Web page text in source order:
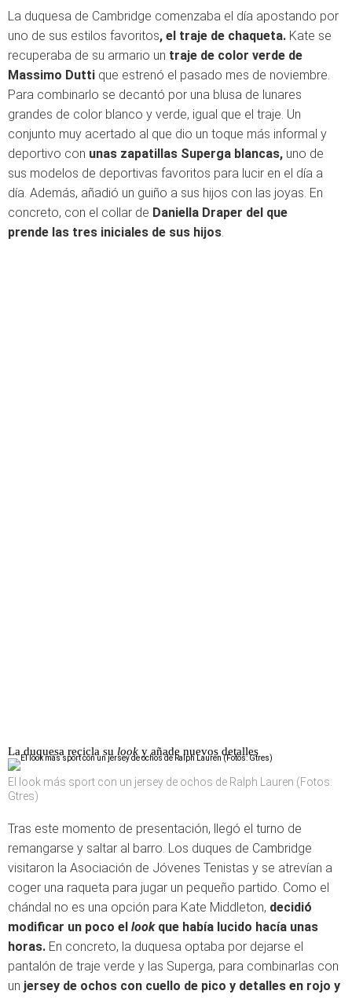
La duquesa de Cambridge comenzaba el día apostando por
uno de sus estilos favoritos, el traje de chaqueta. Kate se
recuperaba de su armario un traje de color verde de
Massimo Dutti que estrenó el pasado mes de noviembre.
Para combinarlo se decantó por una blusa de lunares
grandes de color blanco y verde, igual que el traje. Un
conjunto muy acertado al que dio un toque más informal y
deportivo con unas zapatillas Superga blancas, uno de
sus modelos de deportivas favoritos para lucir en el día a
día. Además, añadió un guiño a sus hijos con las joyas. En
concreto, con el collar de Daniella Draper del que
prende las tres iniciales de sus hijos.
La duquesa recicla su look y añade nuevos detalles
El look más sport con un jersey de ochos de Ralph Lauren (Fotos:
Gtres)
Tras este momento de presentación, llegó el turno de
remangarse y saltar al barro. Los duques de Cambridge
visitaron la Asociación de Jóvenes Tenistas y se atrevían a
coger una raqueta para jugar un pequeño partido. Como el
chándal no es una opción para Kate Middleton, decidió
modificar un poco el lookque había lucido hacía unas
horas. En concreto, la duquesa optaba por dejarse el
pantalón de traje verde y las Superga, para combinarlas con
un jersey de ochos con cuello de pico y detalles en rojo y